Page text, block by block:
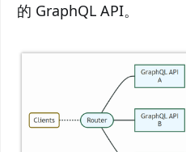
的 GraphQL API。